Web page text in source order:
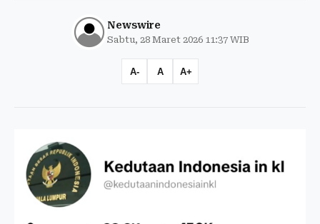
Newswire
Sabtu, 28 Maret 2026 11:37 WIB
A- A A+